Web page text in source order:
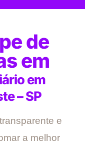
de
em
em
– SP
e
a melhor